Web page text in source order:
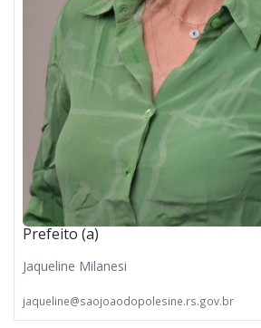
Prefeito (a)
Jaqueline Milanesi
jaqueline@saojoaodopolesine.rs.gov.br